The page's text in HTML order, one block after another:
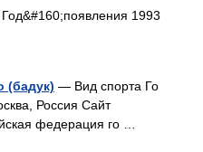
1993
(бадук) — Вид спорта Го
Россия Сайт
федерация го …